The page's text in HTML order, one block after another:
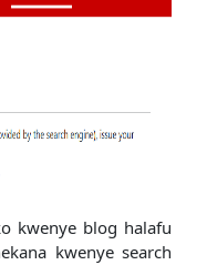
kwenye blog halafu
kwenye search